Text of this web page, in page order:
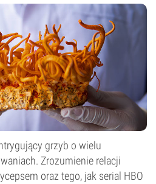
grzyb o wielu
Zrozumienie relacji
oraz tego, jak serial HBO